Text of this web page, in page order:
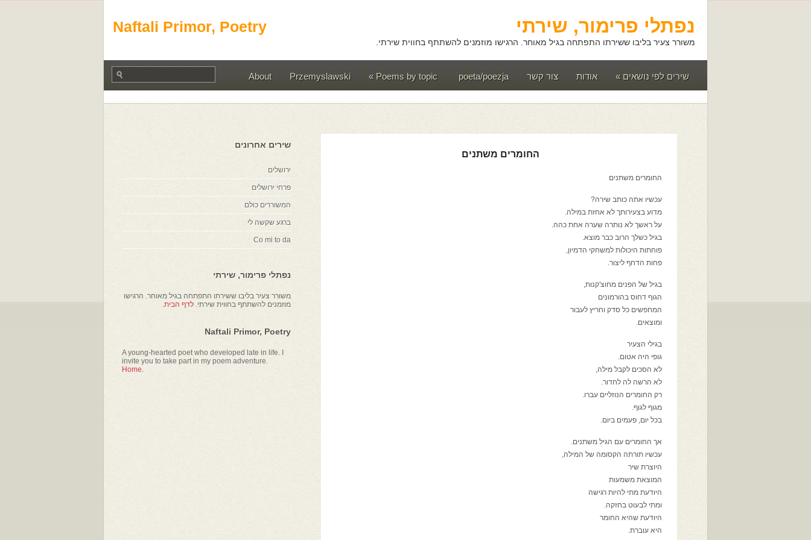
Naftali Primor, Poetry נפתלי פרימור, שירתי
משורר צעיר בליבו ששירתו התפתחה בגיל מאוחר. הרגישו מוזמנים להשתתף בחווית שירתי.
שירים לפי נושאים » אודות צור קשר poeta/poezja
Poems by topic
»
Przemyslawski
About
החומרים משתנים
החומרים משתנים
עכשיו אתה כותב שירה?
מדוע בצעירותך לא אחזת במילה.
על ראשך לא נותרה שערה אחת כהה.
בגיל כשלך הרוב כבר מוצא.
פוחתות היכולות למשחקי הדמיון,
פחות הדחף ליצור.
בגיל של הפנים מחוצ'קנות,
הגוף דחוס בהורמונים
המחפשים כל סדק וחריץ לעבור
ומוצאים.
בגילי הצעיר
גופי היה אטום.
לא הסכים לקבל מילה,
לא הרשה לה לחדור.
רק החומרים הנוזליים עברו.
מגוף לגוף.
בכל יום, פעמים ביום.
אך החומרים עם הגיל משתנים.
עכשיו תורתה הקסומה של המילה,
היוצרת שיר
המוצאת משמעות
היודעת מתי להיות רגישה
ומתי לבעוט בחזקה.
היודעת שהיא החומר
היא עוברת.
שירים אחרונים
ירושלים
פרחי ירושלים
המשוררים כולם
ברגע שקשה לי
Co mi to da
נפתלי פרימור, שירתי
משורר צעיר בליבו ששירתו התפתחה בגיל מאוחר. הרגישו
מוזמנים להשתתף בחווית שירתי. לדף הבית.
Naftali Primor, Poetry
A young-hearted poet who developed late in life. I
invite you to take part in my poem adventure.
Home.